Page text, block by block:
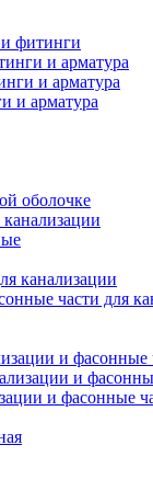
фитинги
и арматура
и арматура
и арматура
оболочке
канализации
части для
и фасонные
и
и фасонные